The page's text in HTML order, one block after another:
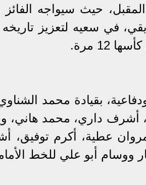
حيث سيواجه
في سعيه لتعزيز تاريخه
مرة.
بقيادة محمد
داري، محمد هاني،
عطية، أكرم
ووسام أبو علي للخط